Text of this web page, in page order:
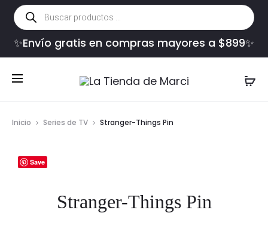
Búsqueda
de
productos
✨Envío gratis en compras mayores a $899✨
Inicio Series de TV Stranger-Things Pin
Save
Stranger-Things Pin